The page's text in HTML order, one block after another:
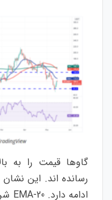
رسانده اند. این